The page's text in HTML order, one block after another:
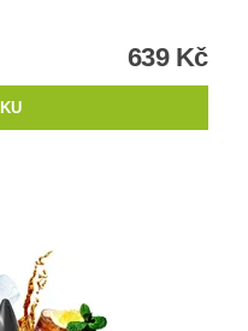
639 Kč